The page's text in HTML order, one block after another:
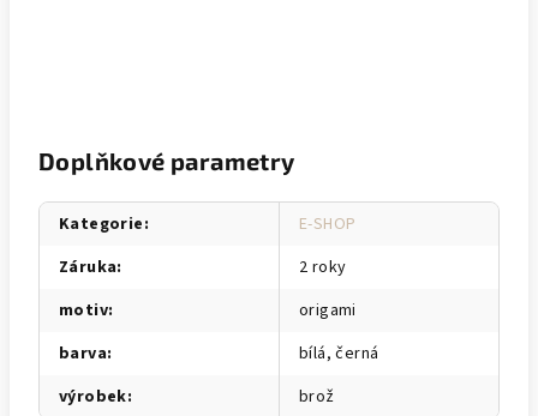
Doplňkové parametry
Kategorie:
E-SHOP
Záruka:
2 roky
motiv:
origami
barva:
bílá, černá
výrobek: brož